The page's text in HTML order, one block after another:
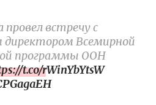
провел встречу с
Всемирной
программы ООН
t.co/rWinYbYtsW